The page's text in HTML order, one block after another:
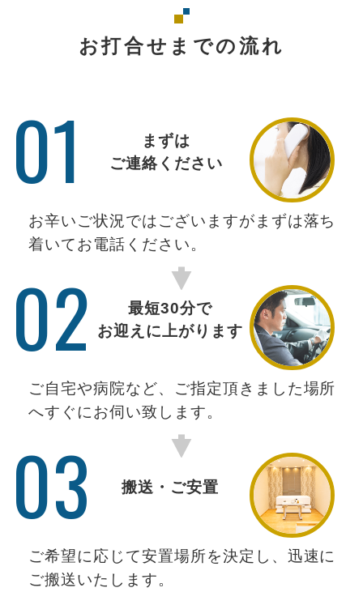
お打合せまでの流れ
01
まずは
ご連絡ください
お辛いご状況ではございますがまずは落ち
着いてお電話ください。
02
最短30分で
お迎えに上がります
ご自宅や病院など、ご指定頂きました場所
へすぐにお伺い致します。
03 搬送・ご安置
ご希望に応じて安置場所を決定し、迅速に
ご搬送いたします。